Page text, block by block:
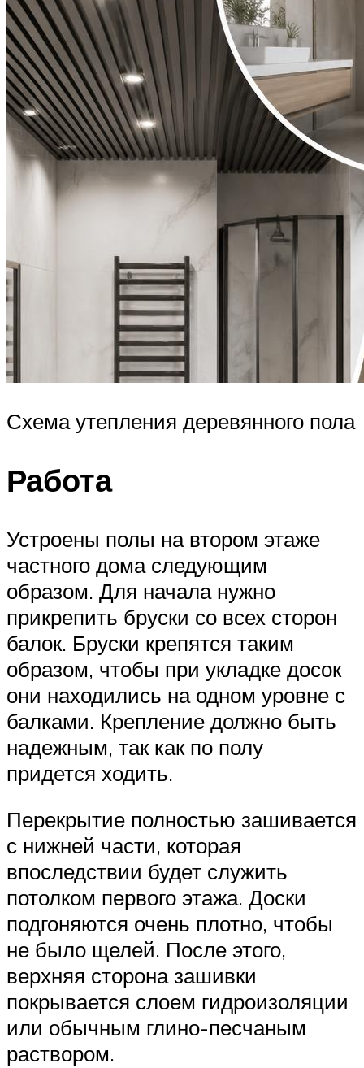
Схема утепления деревянного пола
Работа
Устроены полы на втором этаже
частного дома следующим
образом. Для начала нужно
прикрепить бруски со всех сторон
балок. Бруски крепятся таким
образом, чтобы при укладке досок
они находились на одном уровне с
балками. Крепление должно быть
надежным, так как по полу
придется ходить.
Перекрытие полностью зашивается
с нижней части, которая
впоследствии будет служить
потолком первого этажа. Доски
подгоняются очень плотно, чтобы
не было щелей. После этого,
верхняя сторона зашивки
покрывается слоем гидроизоляции
или обычным глино-песчаным
раствором.